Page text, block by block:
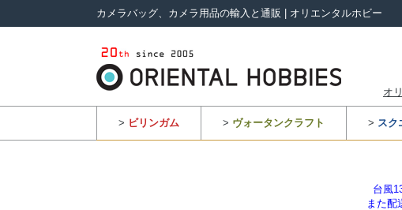
カメラバッグ、カメラ用品の輸入と通販 | オリエンタルホビー
オ
> ビリンガム > ヴォータンクラフト > スク
台風
また配